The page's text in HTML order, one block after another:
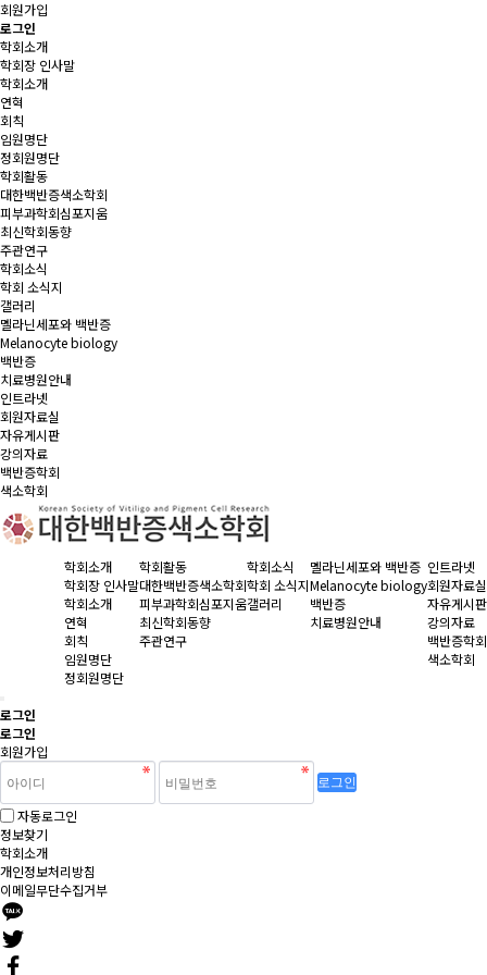
회원가입
로그인
학회소개
학회장 인사말
학회소개
연혁
회칙
임원명단
정회원명단
학회활동
대한백반증색소학회
피부과학회심포지움
최신학회동향
주관연구
학회소식
학회 소식지
갤러리
멜라닌세포와 백반증
Melanocyte biology
백반증
치료병원안내
인트라넷
회원자료실
자유게시판
강의자료
백반증학회
색소학회
학회소개
학회장 인사말
학회소개
연혁
회칙
임원명단
정회원명단
학회활동
대한백반증색소학회
피부과학회심포지움
최신학회동향
주관연구
학회소식
학회 소식지
갤러리
멜라닌세포와 백반증
Melanocyte biology
백반증
치료병원안내
인트라넷
회원자료실
자유게시판
강의자료
백반증학회
색소학회
로그인
로그인
회원가입
로그인
자동로그인
정보찾기
학회소개
개인정보처리방침
이메일무단수집거부